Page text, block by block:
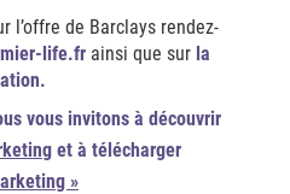
l’offre de Barclays rendez-
life.fr ainsi que sur la
vous invitons à découvrir
et à télécharger
»